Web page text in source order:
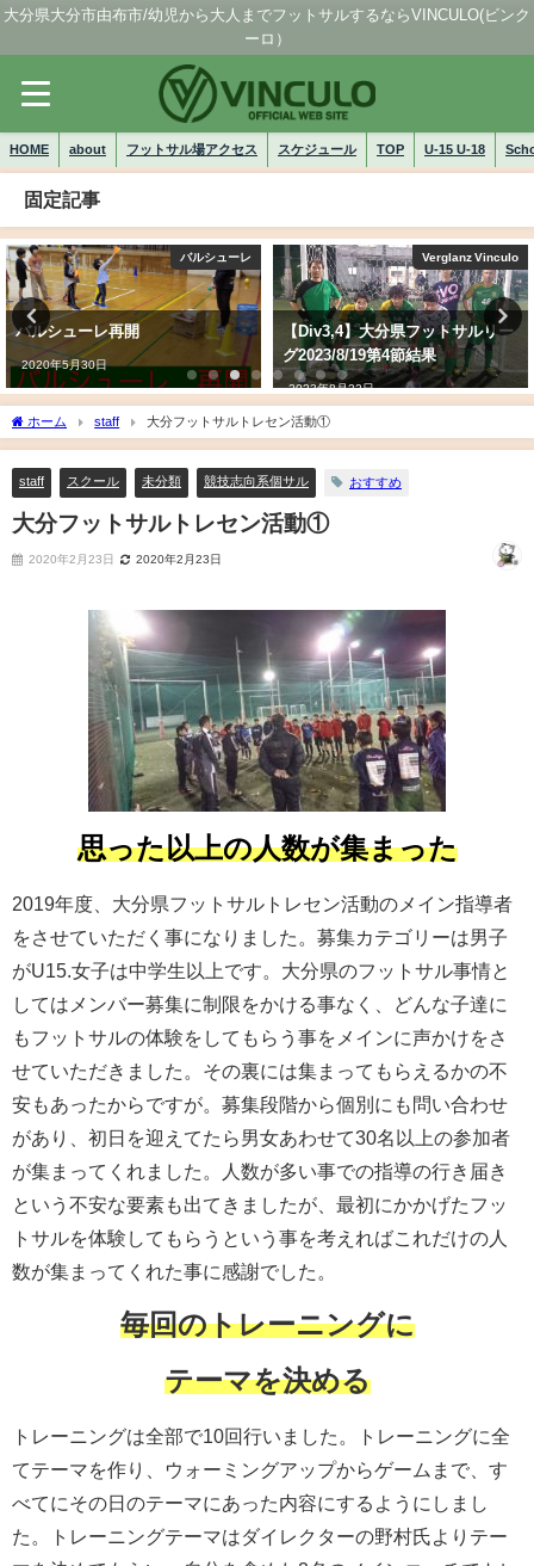
大分県大分市由布市/幼児から大人までフットサルするならVINCULO(ビンク
ーロ）
HOME about フットサル場アクセス スケジュール TOP U-15 U-18
固定記事
バルシューレ
バルシューレ再開
2020年5月30日
Verglanz Vinculo
【Div3,4】大分県フットサルリー
グ2023/8/19第4節結果
2023年8月22日
ホーム staff 大分フットサルトレセン活動①
staff スクール 未分類 競技志向系個サル おすすめ
大分フットサルトレセン活動①
2020年2月23日 2020年2月23日
思った以上の人数が集まった
2019年度、大分県フットサルトレセン活動のメイン指導者
をさせていただく事になりました。募集カテゴリーは男子
がU15.女子は中学生以上です。大分県のフットサル事情と
してはメンバー募集に制限をかける事なく、どんな子達に
もフットサルの体験をしてもらう事をメインに声かけをさ
せていただきました。その裏には集まってもらえるかの不
安もあったからですが。募集段階から個別にも問い合わせ
があり、初日を迎えてたら男女あわせて30名以上の参加者
が集まってくれました。人数が多い事での指導の行き届き
という不安な要素も出てきましたが、最初にかかげたフッ
トサルを体験してもらうという事を考えればこれだけの人
数が集まってくれた事に感謝でした。
毎回のトレーニングに
テーマを決める
トレーニングは全部で10回行いました。トレーニングに全
てテーマを作り、ウォーミングアップからゲームまで、す
べてにその日のテーマにあった内容にするようにしまし
た。トレーニングテーマはダイレクターの野村氏よりテー